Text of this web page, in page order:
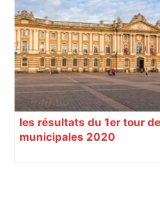
les résultats du 1er tour
municipales 2020